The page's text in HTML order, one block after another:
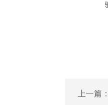
上一篇：